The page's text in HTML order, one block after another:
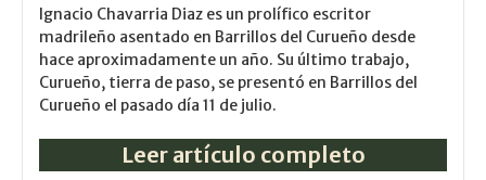
Ignacio Chavarria Diaz es un prolífico escritor
madrileño asentado en Barrillos del Curueño desde
hace aproximadamente un año. Su último trabajo,
Curueño, tierra de paso, se presentó en Barrillos del
Curueño el pasado día 11 de julio.
Leer artículo completo